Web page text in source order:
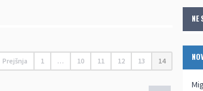
NE
Prejšnja 1 … 10 11 12 13 14